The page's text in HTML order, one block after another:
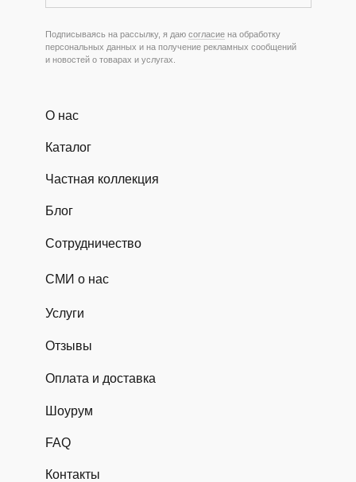
Подписываясь на рассылку, я даю согласие на обработку
персональных данных и на получение рекламных сообщений
и новостей о товарах и услугах.
Каталог
О нас
Блог
Частная коллекция
Сотрудничество
Услуги
Отзывы
Оплата и доставка
СМИ о нас
Шоурум
FAQ
Контакты